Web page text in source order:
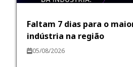
Faltam 7 dias para o
indústria na região
05/08/2026